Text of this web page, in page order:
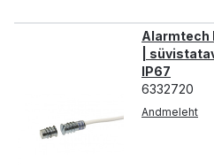
Alarmtech
|
IP67
6332720
Andmeleht